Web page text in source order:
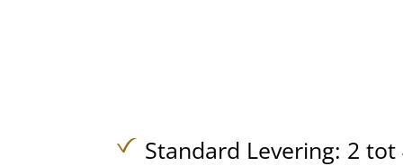
Standard Levering: 2